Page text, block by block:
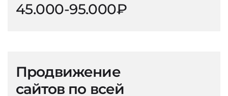
45.000-95.000₽
Продвижение
сайтов по всей